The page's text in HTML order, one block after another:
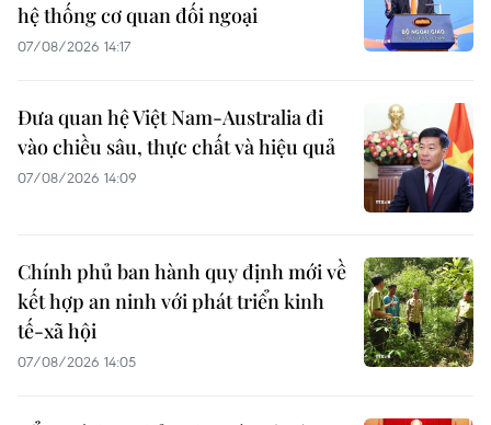
hệ thống cơ quan đối ngoại
07/08/2026 14:17
Đưa quan hệ Việt Nam-Australia đi
vào chiều sâu, thực chất và hiệu quả
07/08/2026 14:09
Chính phủ ban hành quy định mới về
kết hợp an ninh với phát triển kinh
tế-xã hội
07/08/2026 14:05